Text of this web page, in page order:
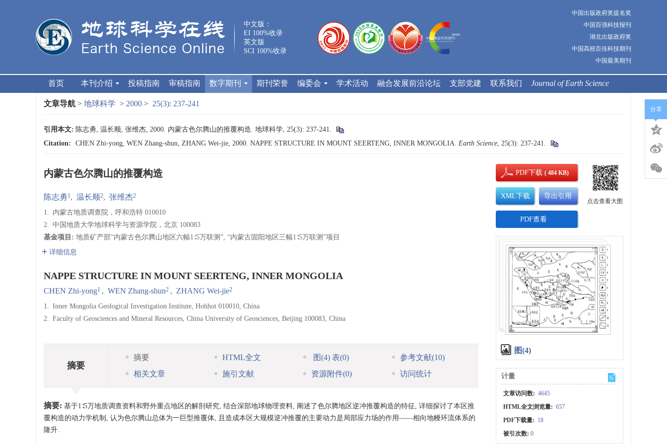
中文版：
EI 100%收录
英文版
SCI 100%收录
中国出版政府奖提名奖
中国百强科技报刊
湖北出版政府奖
中国高校百佳科技期刊
中国最美期刊
首页 本刊介绍 投稿指南 审稿指南 数字期刊 期刊荣誉 编委会 学术活动 融合发展前沿论坛 支部党建 联系我们 Journal of Earth Science
文章导航 > 地球科学 > 2000 > 25(3): 237-241
引用本文: 陈志勇, 温长顺, 张维杰, 2000. 内蒙古色尔腾山的推覆构造. 地球科学, 25(3): 237-241.
Citation:
CHEN Zhi-yong, WEN Zhang-shun, ZHANG Wei-jie, 2000. NAPPE STRUCTURE IN MOUNT SEERTENG, INNER MONGOLIA. Earth Science, 25(3): 237-241.
内蒙古色尔腾山的推覆构造
陈志勇 1, 温长顺2, 张维杰2
1. 内蒙古地质调查院，呼和浩特 010010
2. 中国地质大学地球科学与资源学院，北京 100083
基金项目: 地质矿产部“内蒙古色尔腾山地区六幅1∶5万联测”, “内蒙古固阳地区三幅1∶5万联测”项目
详细信息
NAPPE STRUCTURE IN MOUNT SEERTENG, INNER MONGOLIA
CHEN Zhi-yong1 , WEN Zhang-shun2 , ZHANG Wei-jie2
1. Inner Mongolia Geological Investigation Institute, Hohhot 010010, China
2. Faculty of Geosciences and Mineral Resources, China University of Geosciences, Beijing 100083, China
摘要
摘要 HTML全文 图(4) 表(0) 参考文献(10)
相关文章
施引文献 资源附件(0) 访问统计
摘要: 基于1∶5万地质调查资料和野外重点地区的解剖研究, 结合深部地球物理资料, 阐述了色尔腾地区逆冲推覆构造的特征, 详细探讨了本区推
覆构造的动力学机制, 认为色尔腾山总体为一巨型推覆体, 且造成本区大规模逆冲推覆的主要动力是局部应力场的作用——相向地幔环流体系的
隆升.
PDF下载( 484 KB)
XML下载 导出引用
PDF查看
点击查看大图
图(4)
计量
文章访问数: 4645
HTML全文浏览量: 657
PDF下载量: 18
被引次数:0
分享